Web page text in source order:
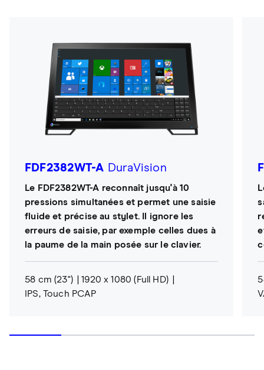
FDF2382WT-A DuraVision
Le FDF2382WT-A reconnaît jusqu'à 10
pressions simultanées et permet une saisie
fluide et précise au stylet. Il ignore les
erreurs de saisie, par exemple celles dues à
la paume de la main posée sur le clavier.
58 cm (23")
1920 x 1080 (Full HD)
IPS, Touch PCAP